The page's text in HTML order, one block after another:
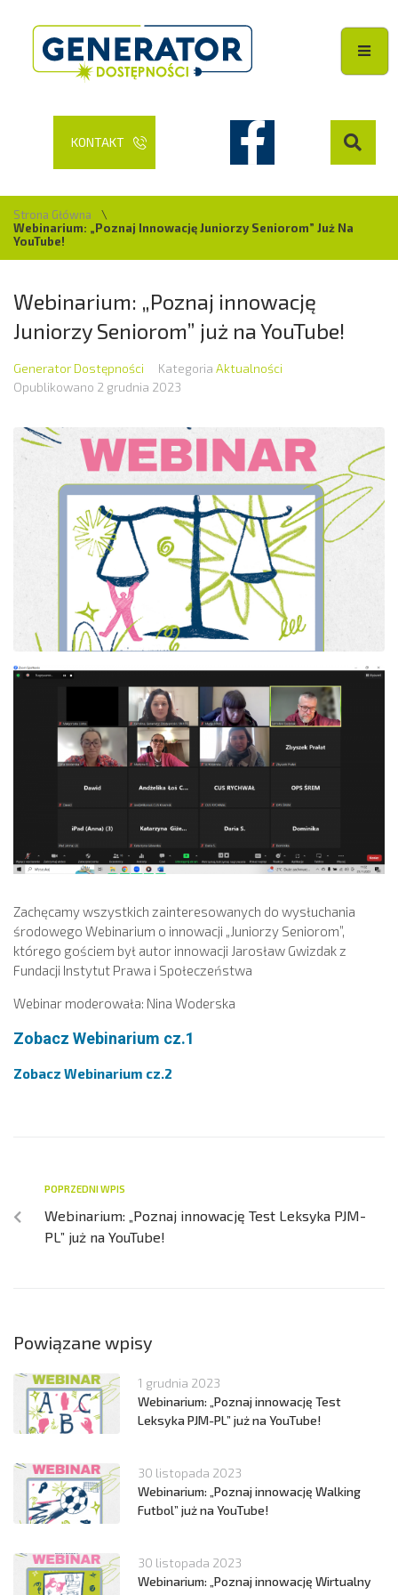
KONTAKT
Strona Główna
\
Webinarium: „Poznaj Innowację Juniorzy Seniorom” Już Na
YouTube!
Webinarium: „Poznaj innowację
Juniorzy Seniorom” już na YouTube!
Generator Dostępności Kategoria Aktualności
Opublikowano 2 grudnia 2023
Zachęcamy wszystkich zainteresowanych do wysłuchania
środowego Webinarium o innowacji „Juniorzy Seniorom”,
którego gościem był autor innowacji Jarosław Gwizdak z
Fundacji Instytut Prawa i Społeczeństwa
Webinar moderowała: Nina Woderska
Zobacz Webinarium cz.1
Zobacz Webinarium cz.2
POPRZEDNI WPIS
Webinarium: „Poznaj innowację Test Leksyka PJM-
PL” już na YouTube!
Powiązane wpisy
1 grudnia 2023
Webinarium: „Poznaj innowację Test
Leksyka PJM-PL” już na YouTube!
30 listopada 2023
Webinarium: „Poznaj innowację Walking
Futbol” już na YouTube!
30 listopada 2023
Webinarium: „Poznaj innowację Wirtualny